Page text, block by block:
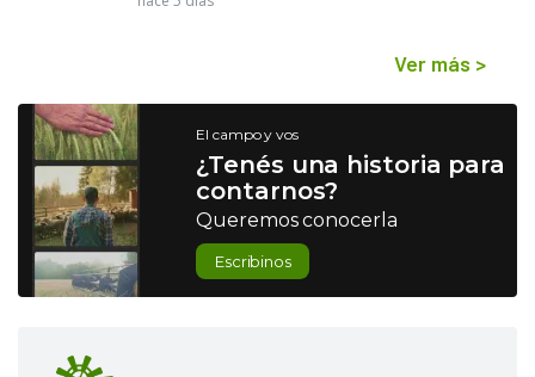
Ver más >
El campo y vos
¿Tenés una historia para
contarnos?
Queremos conocerla
Escribinos